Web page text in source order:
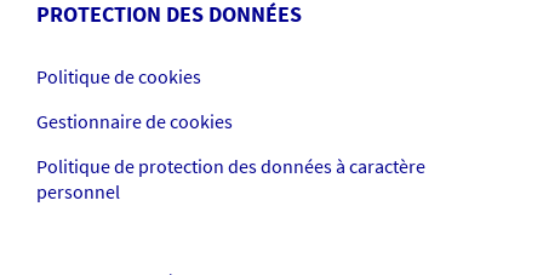
PROTECTION DES DONNÉES
Politique de cookies
Gestionnaire de cookies
Politique de protection des données à caractère
personnel